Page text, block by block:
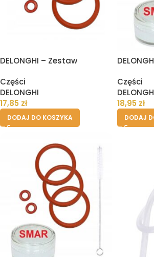
DELONGHI – Zestaw
bloku zaparzania ekspresu
Części
DELONGHI
17,85 zł
DODAJ DO KOSZYKA
bloku
smar
Części
18,95 zł
DODAJ